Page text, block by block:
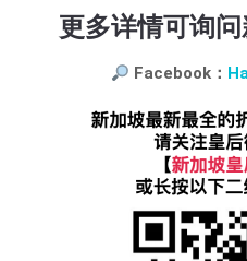
更多详情可询
Facebook：